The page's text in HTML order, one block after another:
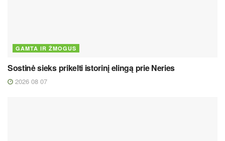
GAMTA IR ŽMOGUS
Sostinė sieks prikelti istorinį elingą prie Neries
2026 08 07